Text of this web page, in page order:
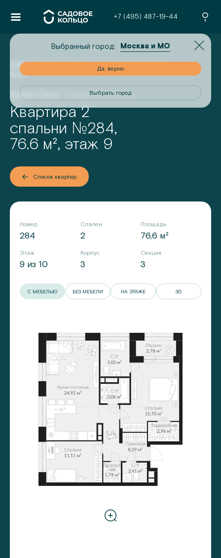
+7 (495) 487-19-44
Главная/Проекты/Урман Сити/2-комнатная квартира
284
Урман Сити II квартал 2026 г.
Квартира 2
спальни №284,
76.6 м², этаж 9
Список квартир
Номер
284
Спален
2
Площадь
76,6 м²
Этаж
9 из 10
Корпус
3
Секция
3
С МЕБЕЛЬЮ БЕЗ МЕБЕЛИ НА ЭТАЖЕ 3D
Выбранный город: Москва и МО
Да, верно
Выбрать город